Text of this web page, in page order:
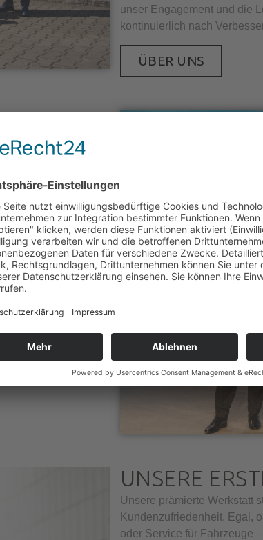
unser Engagement und die
kontinuierlich nach
ÜBER UNS
wir, das
in der Kategorie
unsere
ausgezeichnet wird,
sehen sie als
unsere Kundinnen
UNSERE
Unsere prämierte Werkstatt
Kundenzufriedenheit. Egal,
oder Service für Fahrzeuge